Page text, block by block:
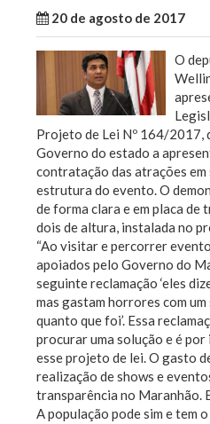
20 de agosto de 2017
O
Projeto de Lei Nº 164/
Governo do estado a
contratação das atrações em
estrutura do evento. O
de forma clara e em placa
dois de altura, instalada no
“Ao visitar e percorrer
apoiados pelo Governo do
seguinte reclamação ‘eles
mas gastam horrores com
quanto que foi’. Essa
procurar uma solução e é
esse projeto de lei. O gasto
realização de shows e
transparência no Maranhão.
A população pode sim e tem